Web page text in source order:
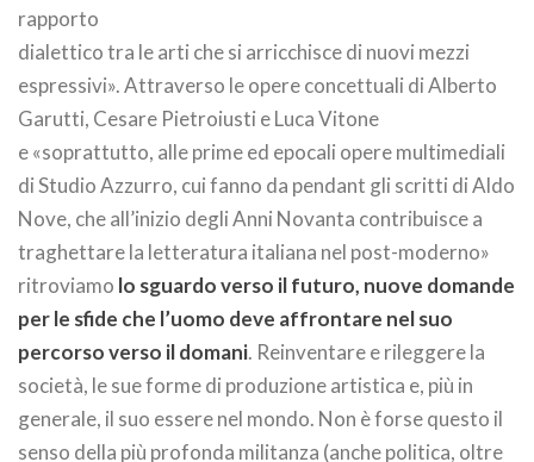
rapporto
dialettico tra le arti che si arricchisce di nuovi mezzi
espressivi». Attraverso le opere concettuali di Alberto
Garutti, Cesare Pietroiusti e Luca Vitone
e «soprattutto, alle prime ed epocali opere multimediali
di Studio Azzurro, cui fanno da pendant gli scritti di Aldo
Nove, che all’inizio degli Anni Novanta contribuisce a
traghettare la letteratura italiana nel post-moderno»
ritroviamo lo sguardo verso il futuro, nuove domande
per le sfide che l’uomo deve affrontare nel suo
percorso verso il domani. Reinventare e rileggere la
società, le sue forme di produzione artistica e, più in
generale, il suo essere nel mondo. Non è forse questo il
senso della più profonda militanza (anche politica, oltre